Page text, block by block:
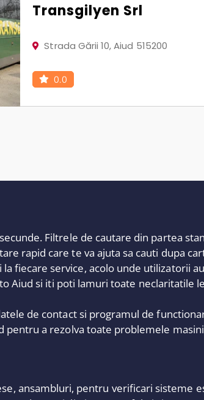
Transgilyen Srl
Strada Gării 10, Aiud 515200
0.0
Filtrele de cautare din partea
rapid care te va ajuta sa cauti dupa
service, acolo unde utilizatorii
Aiud si iti poti lamuri toate neclaritatile
de contact si programul de
pentru a rezolva toate problemele
ansambluri, pentru verificari sisteme